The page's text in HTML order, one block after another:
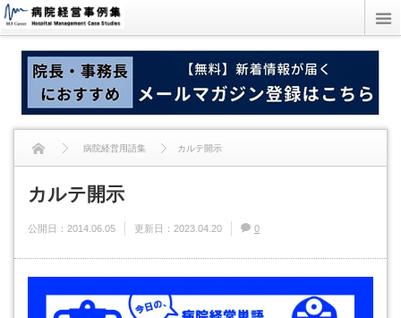
病院経営用語集 カルテ開示
カルテ開示
公開日： 2014.06.05 更新日： 2023.04.20 0